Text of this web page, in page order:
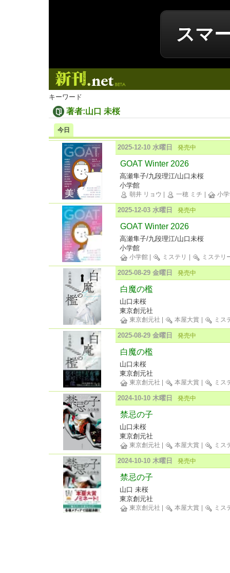
スマ
キーワード
著者:山口 未桜
今日
2025-12-10 水曜日 発売中
GOAT Winter 2026
高瀬隼子/九段理江/山口未桜
小学館
朝井 リョウ 一穂 ミチ 小学
2025-12-03 水曜日 発売中
GOAT Winter 2026
高瀬隼子/九段理江/山口未桜
小学館
小学館 ミステリ ミステリ
2025-08-29 金曜日 発売中
白魔の檻
山口未桜
東京創元社
東京創元社 本屋大賞 ミス
2025-08-29 金曜日 発売中
白魔の檻
山口未桜
東京創元社
東京創元社 本屋大賞 ミス
2024-10-10 木曜日 発売中
禁忌の子
山口未桜
東京創元社
東京創元社 本屋大賞 ミス
2024-10-10 木曜日 発売中
禁忌の子
山口 未桜
東京創元社
東京創元社 本屋大賞 ミス